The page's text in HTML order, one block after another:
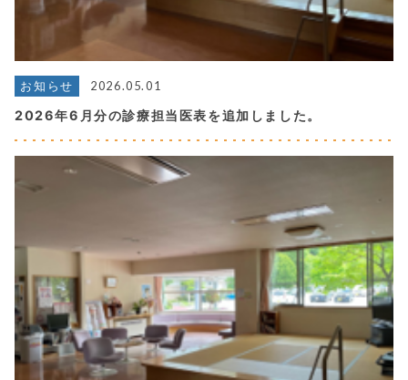
お知らせ 2026.05.01
2026年6月分の診療担当医表を追加しました。